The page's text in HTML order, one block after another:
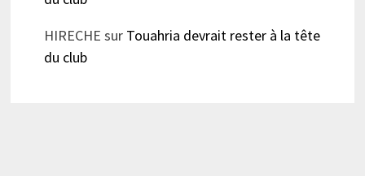
HIRECHE sur Touahria devrait rester à la tête
du club